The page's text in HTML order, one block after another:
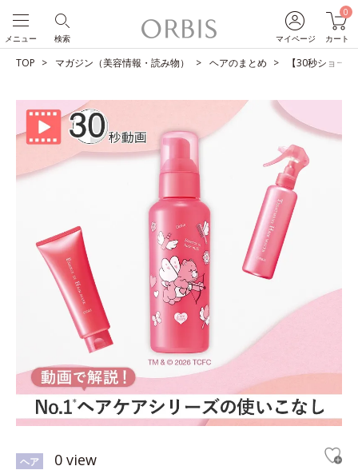
マイページ
0
カート
検索
メニュー
TOP マガジン（美容情報・読み物） ヘアのまとめ 【30秒ショー
ヘア 0 view